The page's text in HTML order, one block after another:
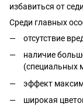
избавиться от
Среди главных
отсутствие
наличие
(специальных
эффект
широкая